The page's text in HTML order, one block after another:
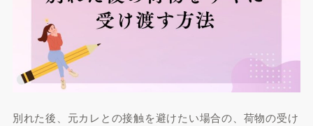
別れた後、元カレとの接触を避けたい場合の、荷物の受け